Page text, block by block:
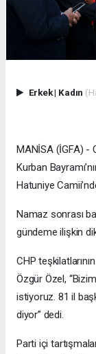
Erkek| Kadın
MANİSA (İGFA) -
Kurban
Hatuniye
Namaz sonrası
gündeme ilişkin
CHP
Özgür Özel,
istiyoruz. 81 il
diyor” dedi.
Parti içi